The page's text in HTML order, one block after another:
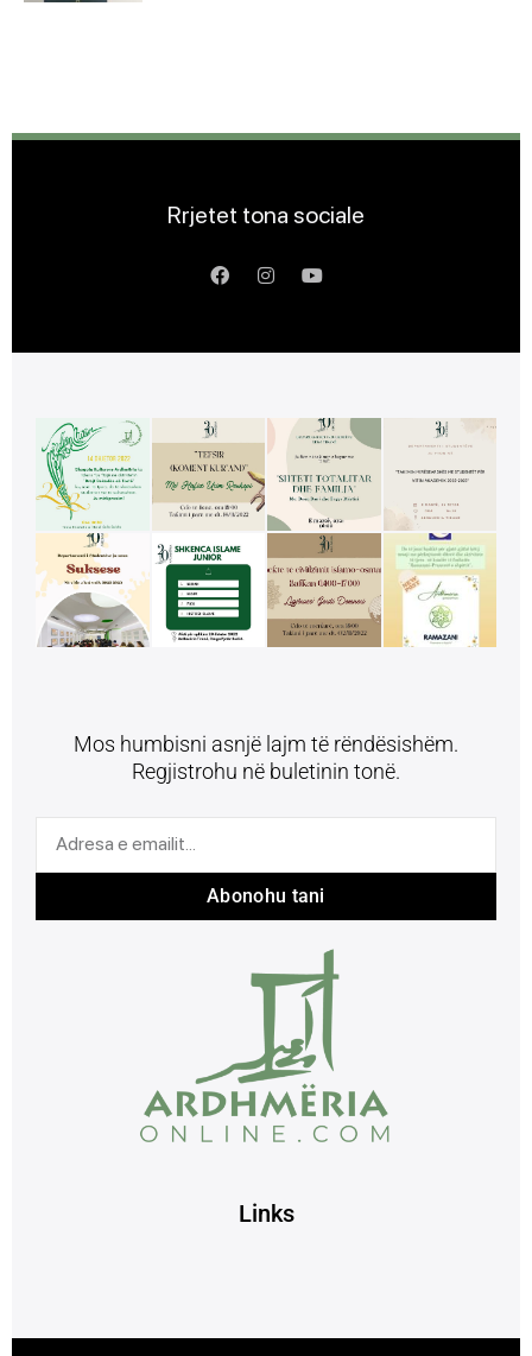
Rrjetet tona sociale
Mos humbisni asnjë lajm të rëndësishëm.
Regjistrohu në buletinin tonë.
Abonohu tani
Links